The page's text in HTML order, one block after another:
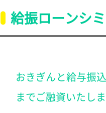
給振ローンシ
おきぎんと給与振
までご融資いたしま